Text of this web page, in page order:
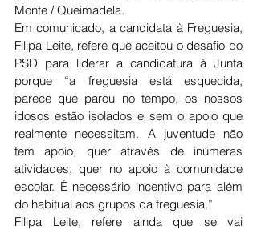
Monte / Queimadela.
Em comunicado, a candidata à Freguesia,
Filipa Leite, refere que aceitou o desafio do
PSD para liderar a candidatura à Junta
porque “a freguesia está esquecida,
parece que parou no tempo, os nossos
idosos estão isolados e sem o apoio que
realmente necessitam. A juventude não
tem apoio, quer através de inúmeras
atividades, quer no apoio à comunidade
escolar. É necessário incentivo para além
do habitual aos grupos da freguesia.”
Filipa Leite, refere ainda que se vai